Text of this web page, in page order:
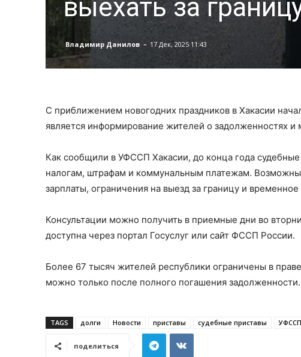
выехать за
Владимир Данилов - 17 Дек, 2025 11:43
С приближением новогодних праздников в Хакасии
является информирование жителей о задолженностях и
Как сообщили в УФССП Хакасии, до конца года
налогам, штрафам и коммунальным платежам.
зарплаты, ограничения на выезд за границу и
Консультации можно получить в приемные дни во
доступна через портал Госуслуг или сайт ФССП России.
Более 67 тысяч жителей республики ограничены в
можно только после полного погашения задолженности.
TAGS долги Новости приставы судебные приставы УФССП
поделиться